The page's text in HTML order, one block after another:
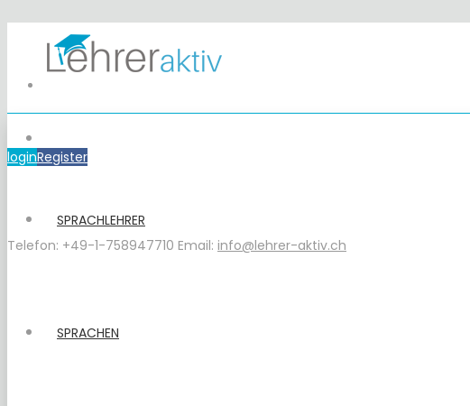
loginRegister
Telefon: +49-1-758947710 Email: info@lehrer-aktiv.ch
SPRACHLEHRER
SPRACHEN